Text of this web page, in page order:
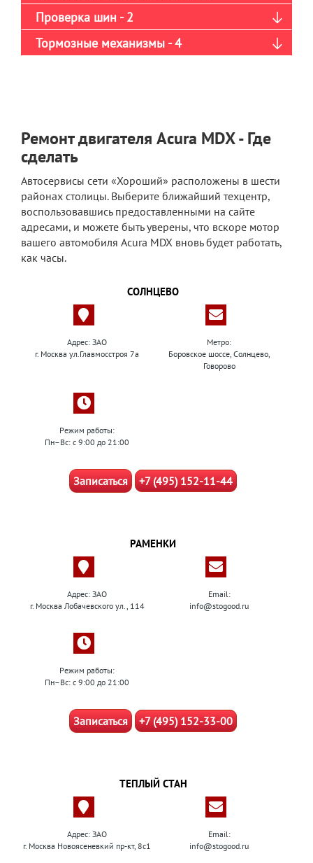
Проверка шин - 2
Тормозные механизмы - 4
Ремонт двигателя Acura MDX - Где
сделать
Автосервисы сети «Хороший» расположены в шести
районах столицы. Выберите ближайший техцентр,
воспользовавшись предоставленными на сайте
адресами, и можете быть уверены, что вскоре мотор
вашего автомобиля Acura MDX вновь будет работать,
как часы.
СОЛНЦЕВО
Адрес: ЗАО
г. Москва ул.Главмосстроя 7а
Метро:
Боровское шоссе, Солнцево,
Говорово
Режим работы:
Пн–Вс: с 9:00 до 21:00
Записаться +7 (495) 152-11-44
РАМЕНКИ
Адрес: ЗАО
г. Москва Лобачевского ул., 114
Email:
info@stogood.ru
Режим работы:
Пн–Вс: с 9:00 до 21:00
Записаться +7 (495) 152-33-00
ТЕПЛЫЙ СТАН
Адрес: ЗАО
г. Москва Новоясеневкий пр-кт, 8с1
Email:
info@stogood.ru